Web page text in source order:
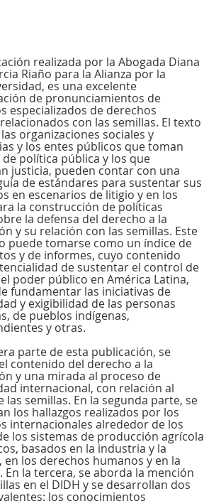
realizada por la Abogada Diana
Riaño para la Alianza por la
es una excelente
de pronunciamientos de
especializados de derechos
con las semillas. El texto
organizaciones sociales y
y los entes públicos que toman
política pública y los que
justicia, pueden contar con una
de estándares para sustentar sus
en escenarios de litigio y en los
la construcción de políticas
la defensa del derecho a la
y su relación con las semillas. Este
puede tomarse como un índice de
y de informes, cuyo contenido
de sustentar el control de
poder público en América Latina,
fundamentar las iniciativas de
y exigibilidad de las personas
de pueblos indígenas,
y otras.
parte de esta publicación, se
contenido del derecho a la
y una mirada al proceso de
internacional, con relación al
las semillas. En la segunda parte, se
los hallazgos realizados por los
internacionales alrededor de los
los sistemas de producción agrícola
basados en la industria y la
en los derechos humanos y en la
En la tercera, se aborda la mención
en el DIDH y se desarrollan dos
los conocimientos